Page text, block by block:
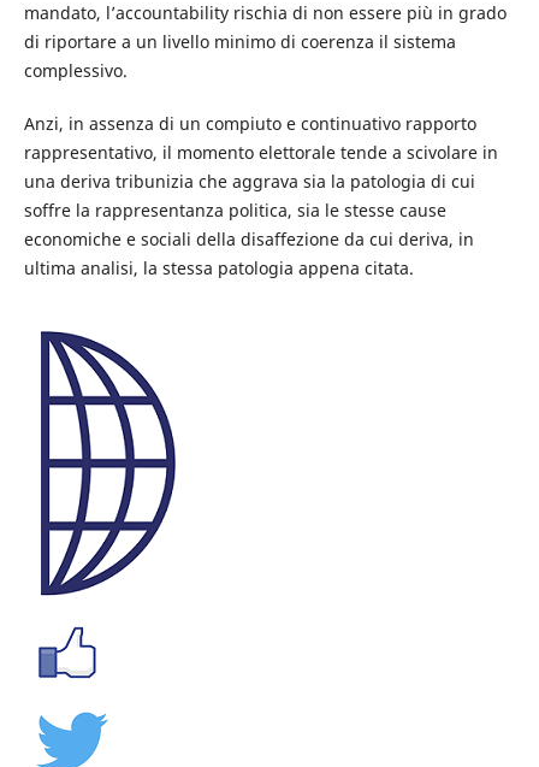
mandato, l’accountability rischia di non essere più in grado
di riportare a un livello minimo di coerenza il sistema
complessivo.
Anzi, in assenza di un compiuto e continuativo rapporto
rappresentativo, il momento elettorale tende a scivolare in
una deriva tribunizia che aggrava sia la patologia di cui
soffre la rappresentanza politica, sia le stesse cause
economiche e sociali della disaffezione da cui deriva, in
ultima analisi, la stessa patologia appena citata.